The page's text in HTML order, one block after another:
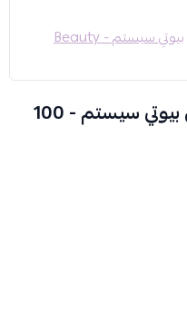
بيوتي سيستم - Beauty
مناديل اطفال غير معطرة من بيوتي سيستم - 100